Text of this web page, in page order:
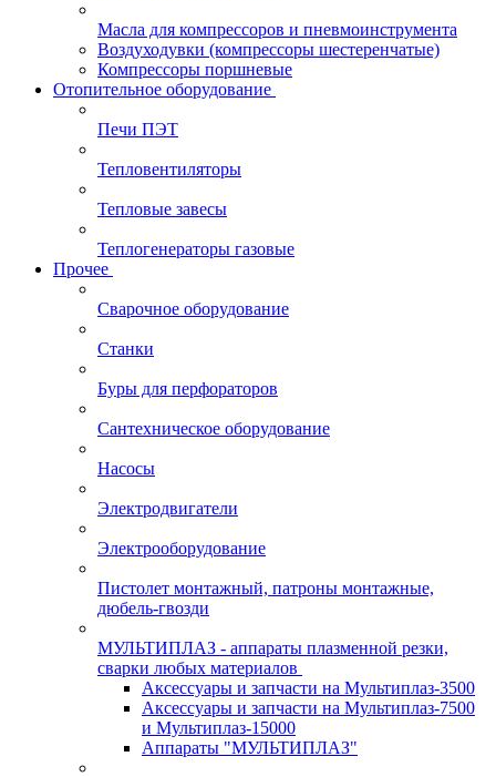
Масла для компрессоров и пневмоинструмента
Воздуходувки (компрессоры шестеренчатые)
Компрессоры поршневые
Отопительное оборудование
Печи ПЭТ
Тепловентиляторы
Тепловые завесы
Теплогенераторы газовые
Прочее
Сварочное оборудование
Станки
Буры для перфораторов
Сантехническое оборудование
Насосы
Электродвигатели
Электрооборудование
Пистолет монтажный, патроны монтажные,
дюбель-гвозди
МУЛЬТИПЛАЗ - аппараты плазменной резки,
сварки любых материалов
Аксессуары и запчасти на Мультиплаз-3500
Аксессуары и запчасти на Мультиплаз-7500
и Мультиплаз-15000
Аппараты "МУЛЬТИПЛАЗ"